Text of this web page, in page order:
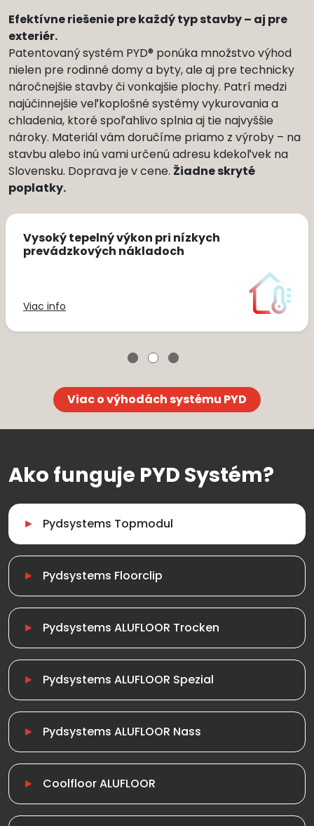
Efektívne riešenie pre každý typ stavby – aj pre
exteriér.
Patentovaný systém PYD® ponúka množstvo výhod
nielen pre rodinné domy a byty, ale aj pre technicky
náročnejšie stavby či vonkajšie plochy. Patrí medzi
najúčinnejšie veľkoplošné systémy vykurovania a
chladenia, ktoré spoľahlivo splnia aj tie najvyššie
nároky. Materiál vám doručíme priamo z výroby – na
stavbu alebo inú vami určenú adresu kdekoľvek na
Slovensku. Doprava je v cene. Žiadne skryté
poplatky.
Vysoký tepelný výkon pri nízkych
prevádzkových nákladoch
Viac info
Viac o výhodách systému PYD
Ako funguje PYD Systém?
Pydsystems Topmodul
Pydsystems Floorclip
Pydsystems ALUFLOOR Trocken
Pydsystems ALUFLOOR Spezial
Pydsystems ALUFLOOR Nass
Coolfloor ALUFLOOR